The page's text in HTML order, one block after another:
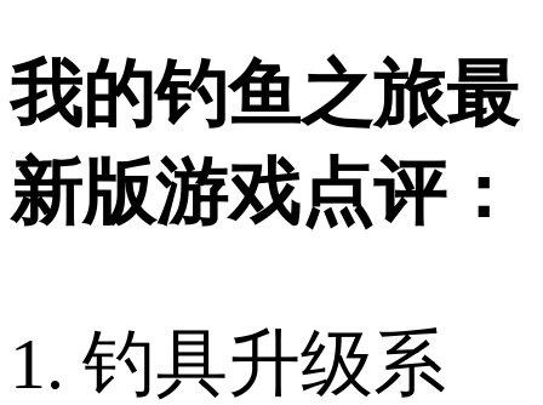
我的钓鱼之旅最
新版游戏点评：
1. 钓具升级系